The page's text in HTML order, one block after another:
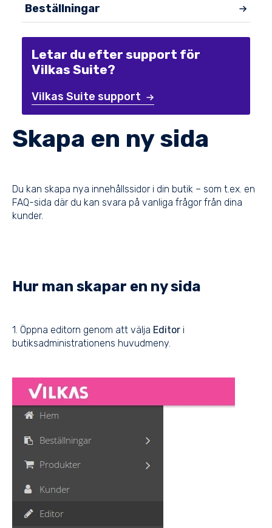
Beställningar
Letar du efter support för
Vilkas Suite?
Vilkas Suite support
Skapa en ny sida
Du kan skapa nya innehållssidor i din butik – som t.ex. en
FAQ-sida där du kan svara på vanliga frågor från dina
kunder.
Hur man skapar en ny sida
1. Öppna editorn genom att välja Editor i
butiksadministrationens huvudmeny.